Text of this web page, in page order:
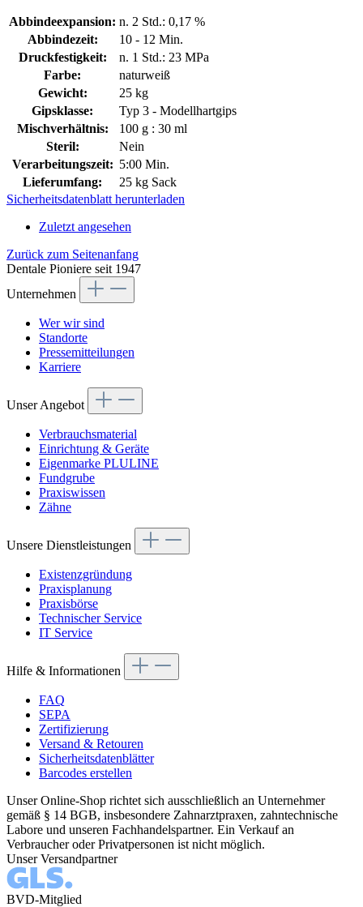
Abbindeexpansion: n. 2 Std.: 0,17 %
Abbindezeit:
10 - 12 Min.
Druckfestigkeit:
n. 1 Std.: 23 MPa
Farbe:
naturweiß
Gewicht:
25 kg
Gipsklasse:
Typ 3 - Modellhartgips
Mischverhältnis:
100 g : 30 ml
Steril:
Nein
Verarbeitungszeit: 5:00 Min.
Lieferumfang:
25 kg Sack
Sicherheitsdatenblatt herunterladen
Zuletzt angesehen
Zurück zum Seitenanfang
Dentale Pioniere seit 1947
Unternehmen
Wer wir sind
Standorte
Pressemitteilungen
Karriere
Unser Angebot
Verbrauchsmaterial
Einrichtung & Geräte
Eigenmarke PLULINE
Fundgrube
Praxiswissen
Zähne
Unsere Dienstleistungen
Existenzgründung
Praxisplanung
Praxisbörse
Technischer Service
IT Service
Hilfe & Informationen
FAQ
SEPA
Zertifizierung
Versand & Retouren
Sicherheitsdatenblätter
Barcodes erstellen
Unser Online-Shop richtet sich ausschließlich an Unternehmer
gemäß § 14 BGB, insbesondere Zahnarztpraxen, zahntechnische
Labore und unseren Fachhandelspartner. Ein Verkauf an
Verbraucher oder Privatpersonen ist nicht möglich.
Unser Versandpartner
BVD-Mitglied